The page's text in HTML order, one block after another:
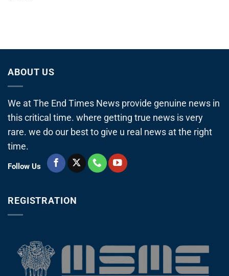
ABOUT US
We at The End Times News provide genuine news in
this critical time. where getting true news is very
rare. we do our best to give u real news at the right
time.
Follow Us
REGISTRATION